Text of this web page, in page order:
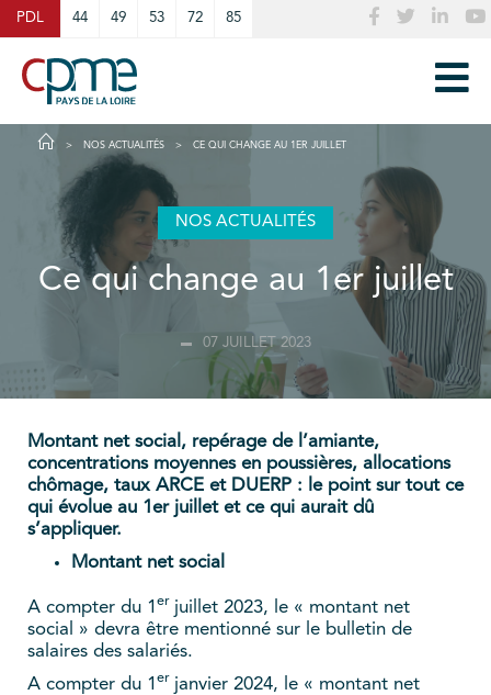
PDL 44 49 53 72 85
NOS ACTUALITÉS CE QUI CHANGE AU 1ER JUILLET
NOS ACTUALITÉS
Ce qui change au 1er juillet
07 JUILLET 2023
Montant net social, repérage de l’amiante,
concentrations moyennes en poussières, allocations
chômage, taux ARCE et DUERP : le point sur tout ce
qui évolue au 1er juillet et ce qui aurait dû
s’appliquer.
Montant net social
A compter du 1 er juillet 2023, le « montant net
social » devra être mentionné sur le bulletin de
salaires des salariés.
A compter du 1 er janvier 2024, le « montant net
Cookies management panel